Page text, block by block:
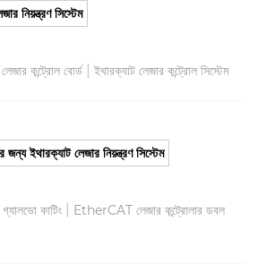
নিয়ন্ত্রণ সিস্টেম
কন্ট্রোল বোর্ড| ইথারক্যাট লেজার কন্ট্রোল সিস্টেম
জন্য ইথারক্যাট লেজার নিয়ন্ত্রণ সিস্টেম
কাটিং
EtherCAT লেজার কন্ট্রোলার ডবল